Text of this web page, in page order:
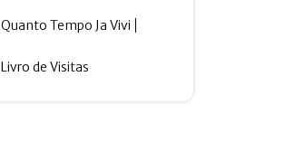
Quanto Tempo Ja Vivi
Livro de Visitas